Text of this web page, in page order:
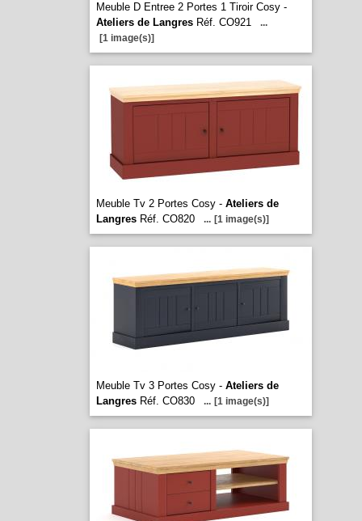
Meuble D Entree 2 Portes 1 Tiroir Cosy -
Ateliers de LangresRéf. CO921
...
[1 image(s)]
Meuble Tv 2 Portes Cosy - Ateliers de
LangresRéf. CO820 ... [1 image(s)]
Meuble Tv 3 Portes Cosy - Ateliers de
LangresRéf. CO830 ... [1 image(s)]